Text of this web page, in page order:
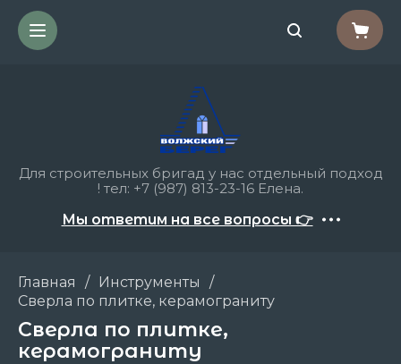
Для строительных бригад у нас отдельный подход
! тел: +7 (987) 813-23-16 Елена.
Мы ответим на все вопросы 👉
Главная / Инструменты
/
Сверла по плитке, керамограниту
Сверла по плитке,
керамограниту